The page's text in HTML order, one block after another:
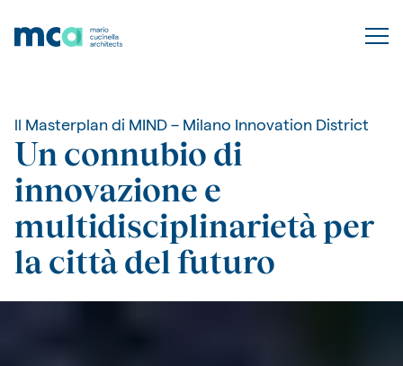
ll Masterplan di MIND – Milano Innovation District
Un connubio di
innovazione e
multidisciplinarietà per
la città del futuro